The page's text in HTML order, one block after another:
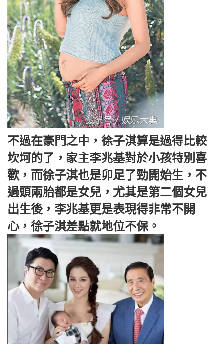
不過在豪門之中，徐子淇算是過得比較
坎坷的了，家主李兆基對於小孩特別喜
歡，而徐子淇也是卯足了勁開始生，不
過頭兩胎都是女兒，尤其是第二個女兒
出生後，李兆基更是表現得非常不開
心，徐子淇差點就地位不保。